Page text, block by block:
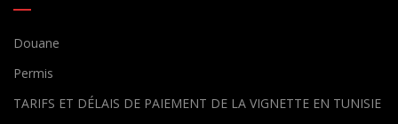
Douane
Permis
TARIFS ET DÉLAIS DE PAIEMENT DE LA VIGNETTE EN TUNISIE